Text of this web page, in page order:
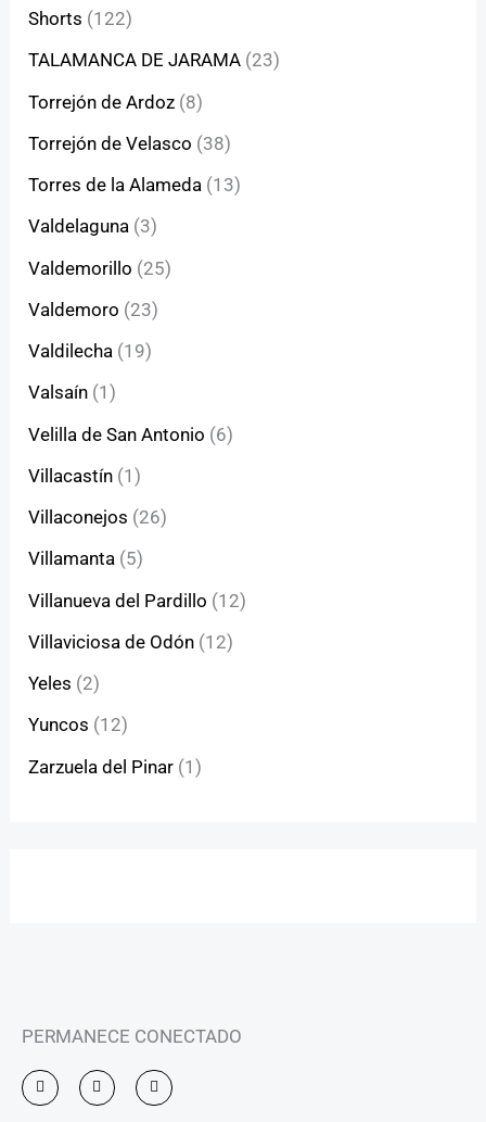
Shorts (122)
TALAMANCA DE JARAMA (23)
Torrejón de Ardoz (8)
Torrejón de Velasco (38)
Torres de la Alameda (13)
Valdelaguna (3)
Valdemorillo (25)
Valdemoro (23)
Valdilecha (19)
Valsaín (1)
Velilla de San Antonio (6)
Villacastín (1)
Villaconejos (26)
Villamanta (5)
Villanueva del Pardillo (12)
Villaviciosa de Odón (12)
Yeles (2)
Yuncos (12)
Zarzuela del Pinar (1)
PERMANECE CONECTADO
I
n
s
F
a
c
Y
o
u